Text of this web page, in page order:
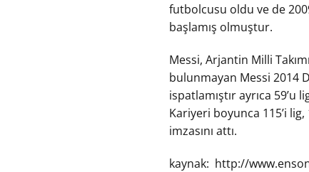
futbolcusu oldu ve de
başlamış olmuştur.
Messi, Arjantin Milli
bulunmayan Messi 2014
ispatlamıştır ayrıca
Kariyeri boyunca 115’i
imzasını attı.
kaynak: http://